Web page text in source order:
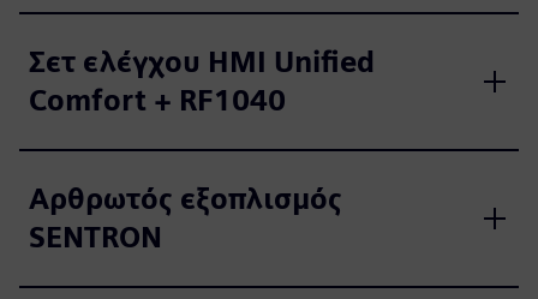
Σετ ελέγχου HMI Unified
Comfort + RF1040
Αρθρωτός εξοπλισμός
SENTRON